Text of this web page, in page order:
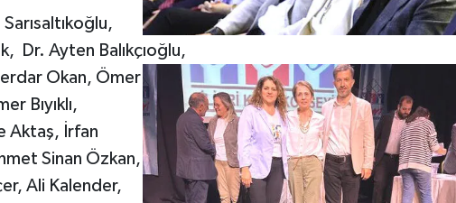
Dr. Ayten Balıkçıoğlu,
Okan, Ömer
Bıyıklı,
Aktaş, İrfan
Sinan Özkan,
Ali Kalender,